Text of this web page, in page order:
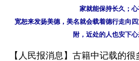
家就能保持长久；
宽恕来发扬美德，美名就会载着德行走向
【人民报消息】古籍中记载的